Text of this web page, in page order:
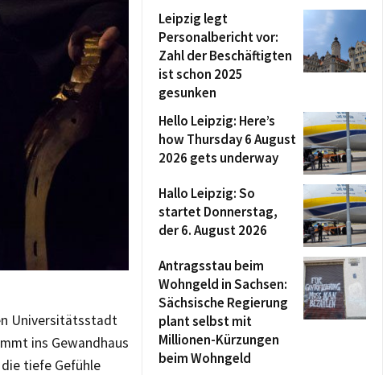
Universitätsstadt
ins Gewandhaus
tiefe Gefühle
Leipzig legt
Personalbericht vor:
Zahl der Beschäftigten
ist schon 2025
gesunken
Hello Leipzig: Here’s
how Thursday 6 August
2026 gets underway
Hallo Leipzig: So
startet Donnerstag,
der 6. August 2026
Antragsstau beim
Wohngeld in Sachsen:
Sächsische Regierung
plant selbst mit
Millionen-Kürzungen
beim Wohngeld